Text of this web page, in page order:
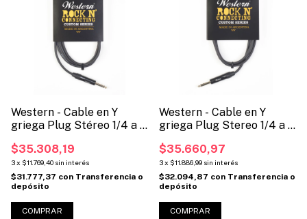
Western - Cable en Y
griega Plug Stéreo 1/4 a 2
$35.308,19
3x $11.769,40 sin interés
$31.777,37 con Transferencia o
depósito
COMPRAR
Western - Cable en Y
griega Plug Stereo 1/4 a 2
TRS2P)
$35.660,97
3x $11.886,99 sin interés
$32.094,87 con Transferencia o
depósito
COMPRAR